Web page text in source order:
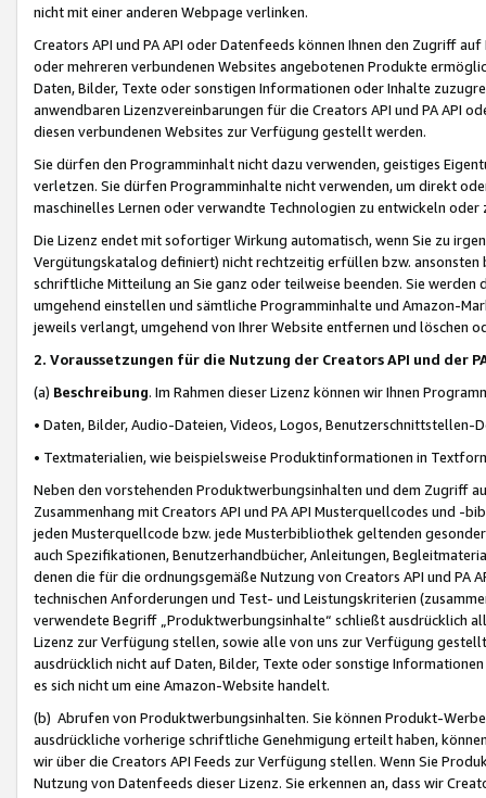
nicht mit einer anderen Webpage verlinken.
Creators API und PA API oder Datenfeeds können Ihnen den Zugriff
oder mehreren verbundenen Websites angebotenen Produkte
Daten, Bilder, Texte oder sonstigen Informationen oder Inhalte
anwendbaren Lizenzvereinbarungen für die Creators API und PA API
diesen verbundenen Websites zur Verfügung gestellt werden.
Sie dürfen den Programminhalt nicht dazu verwenden, geistiges
verletzen. Sie dürfen Programminhalte nicht verwenden, um direkt
maschinelles Lernen oder verwandte Technologien zu entwickeln
Die Lizenz endet mit sofortiger Wirkung automatisch, wenn Sie zu
Vergütungskatalog definiert) nicht rechtzeitig erfüllen bzw. ansonsten
schriftliche Mitteilung an Sie ganz oder teilweise beenden. Sie werden
umgehend einstellen und sämtliche Programminhalte und Amazon-
jeweils verlangt, umgehend von Ihrer Website entfernen und löschen
2. Voraussetzungen für die Nutzung der Creators API und der
(a) Beschreibung. Im Rahmen dieser Lizenz können wir Ihnen
• Daten, Bilder, Audio-Dateien, Videos, Logos, Benutzerschnittstellen-
• Textmaterialien, wie beispielsweise Produktinformationen in
Neben den vorstehenden Produktwerbungsinhalten und dem Zugriff
Zusammenhang mit Creators API und PA API Musterquellcodes und
jeden Musterquellcode bzw. jede Musterbibliothek geltenden
auch Spezifikationen, Benutzerhandbücher, Anleitungen,
denen die für die ordnungsgemäße Nutzung von Creators API und PA
technischen Anforderungen und Test- und Leistungskriterien
verwendete Begriff „Produktwerbungsinhalte“ schließt ausdrücklich
Lizenz zur Verfügung stellen, sowie alle von uns zur Verfügung
ausdrücklich nicht auf Daten, Bilder, Texte oder sonstige
es sich nicht um eine Amazon-Website handelt.
(b) Abrufen von Produktwerbungsinhalten. Sie können Produkt-
ausdrückliche vorherige schriftliche Genehmigung erteilt haben,
wir über die Creators API Feeds zur Verfügung stellen. Wenn Sie
Nutzung von Datenfeeds dieser Lizenz. Sie erkennen an, dass wir